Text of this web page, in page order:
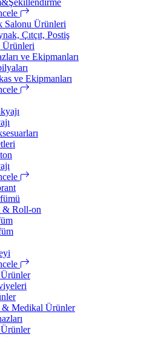
Ürünleri
Çıtçıt, Postiş
Ürünleri
ve Ekipmanları
ve Ekipmanları
& Roll-on
& Medikal Ürünler